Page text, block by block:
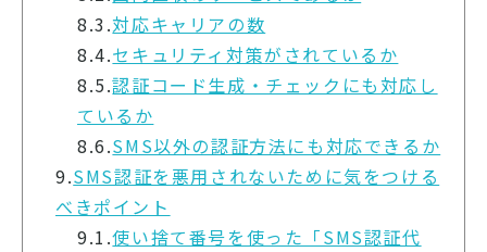
8.3.対応キャリアの数
8.4.セキュリティ対策がされているか
8.5.認証コード生成・チェックにも対応し
ているか
8.6.SMS以外の認証方法にも対応できるか
9.SMS認証を悪用されないために気をつける
べきポイント
9.1.使い捨て番号を使った「SMS認証代